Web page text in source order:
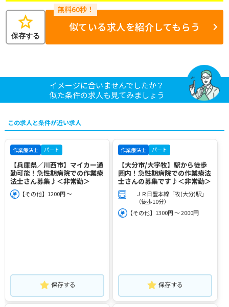
star
保存する
似ている求人を紹介してもらう
イメージに合いませんでしたか？
似た条件の求人も見てみましょう
この求人と条件が近い求人
作業療法士 パート
【兵庫県／川西市】マイカー通
勤可能！急性期病院での作業療
法士さん募集♪＜非常勤＞
【その他】1200円 ～
保存する
作業療法士 パート
【大分市/大字牧】駅から徒歩
圏内！急性期病院での作業療法
士さんの募集です♪＜非常勤＞
ＪＲ日豊本線「牧(大分)駅」
（徒歩10分）
【その他】1300円 ～ 2000円
保存する